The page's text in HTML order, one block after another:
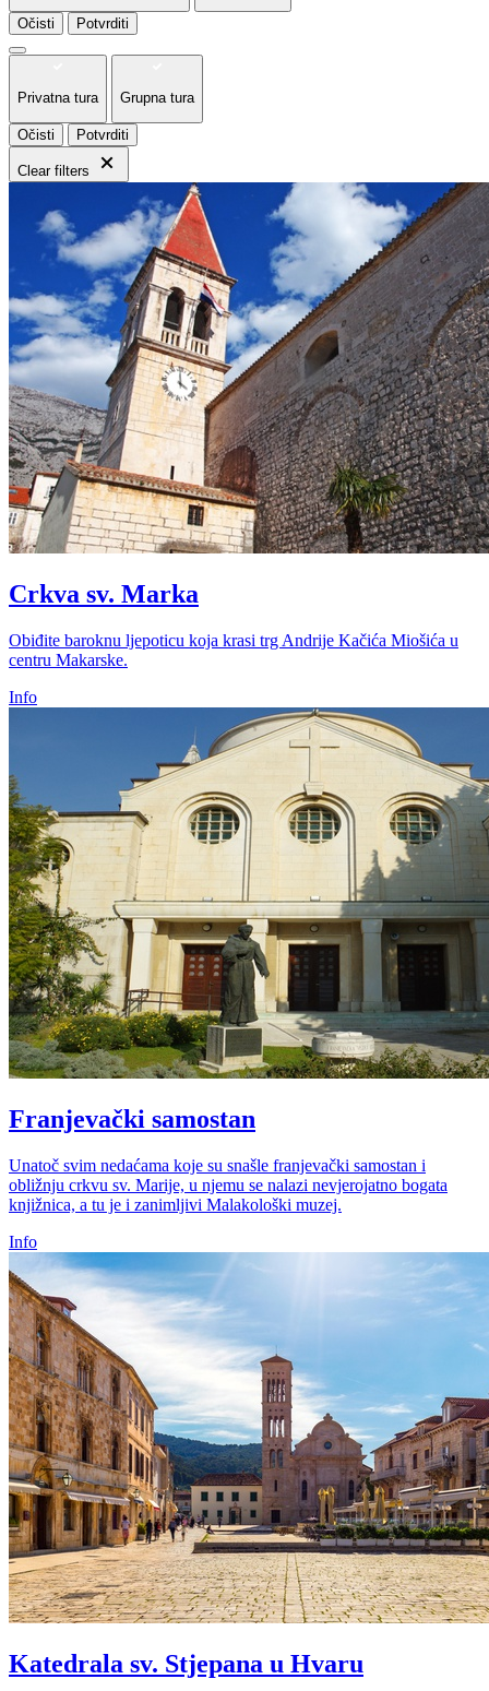
Očisti Potvrditi
Privatna tura Grupna tura
Očisti Potvrditi
Clear filters
Crkva sv. Marka
Obiđite baroknu ljepoticu koja krasi trg Andrije Kačića Miošića u
centru Makarske.
Info
Franjevački samostan
Unatoč svim nedaćama koje su snašle franjevački samostan i
obližnju crkvu sv. Marije, u njemu se nalazi nevjerojatno bogata
knjižnica, a tu je i zanimljivi Malakološki muzej.
Info
Katedrala sv. Stjepana u Hvaru